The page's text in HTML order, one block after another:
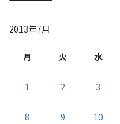
2013年7月
月 火 水
1 2 3
8 9 10